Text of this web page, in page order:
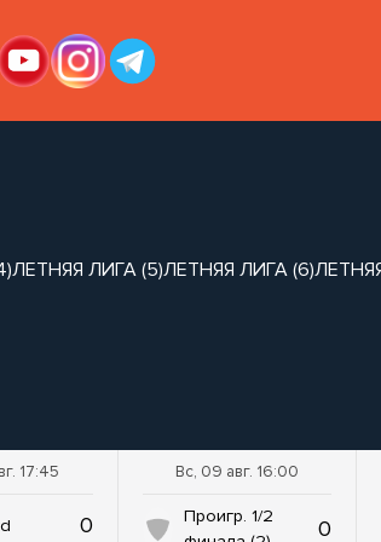
ЛЕТНЯЯ ЛИГА (5)ЛЕТНЯЯ ЛИГА (6)
17:45
0
Вс, 09 авг. 16:00
Проигр. 1/2
0